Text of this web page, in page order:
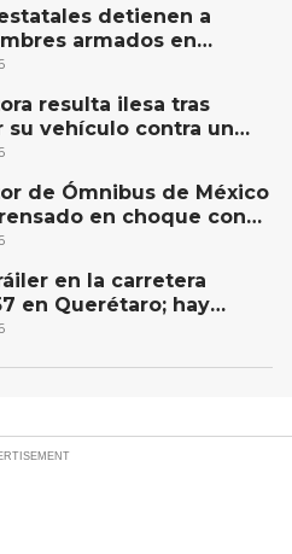
detienen a
armados en
resulta ilesa tras
su vehículo contra un
de Ómnibus de México
en choque con
en San Juan del Río
en la carretera
en Querétaro; hay
combustible